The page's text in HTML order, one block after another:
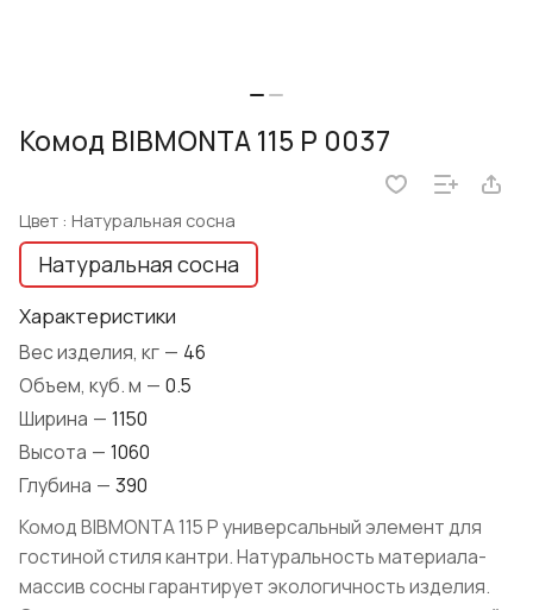
Комод BIBMONTA 115 Р 0037
Цвет : Натуральная сосна
Натуральная сосна
Характеристики
Вес изделия, кг — 46
Объем, куб. м — 0.5
Ширина — 1150
Высота — 1060
Глубина — 390
Комод BIBMONTA 115 Р универсальный элемент для
гостиной стиля кантри. Натуральность материала-
массив сосны гарантирует экологичность изделия.